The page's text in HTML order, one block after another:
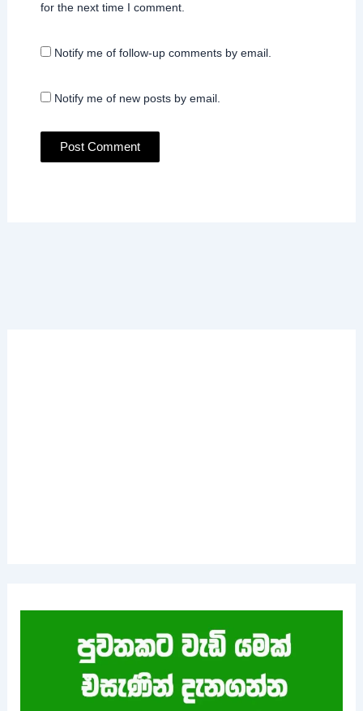
for the next time I comment.
Notify me of follow-up comments by email.
Notify me of new posts by email.